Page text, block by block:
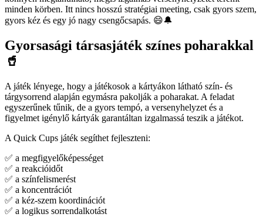
minden körben. Itt nincs hosszú stratégiai meeting, csak gyors szem,
gyors kéz és egy jó nagy csengőcsapás. 😄🔔
Gyorsasági társasjáték színes poharakkal
🥤
A játék lényege, hogy a játékosok a kártyákon látható szín- és
tárgysorrend alapján egymásra pakolják a poharakat. A feladat
egyszerűnek tűnik, de a gyors tempó, a versenyhelyzet és a
figyelmet igénylő kártyák garantáltan izgalmassá teszik a játékot.
A Quick Cups játék segíthet fejleszteni:
✅ a megfigyelőképességet
✅ a reakcióidőt
✅ a színfelismerést
✅ a koncentrációt
✅ a kéz-szem koordinációt
✅ a logikus sorrendalkotást